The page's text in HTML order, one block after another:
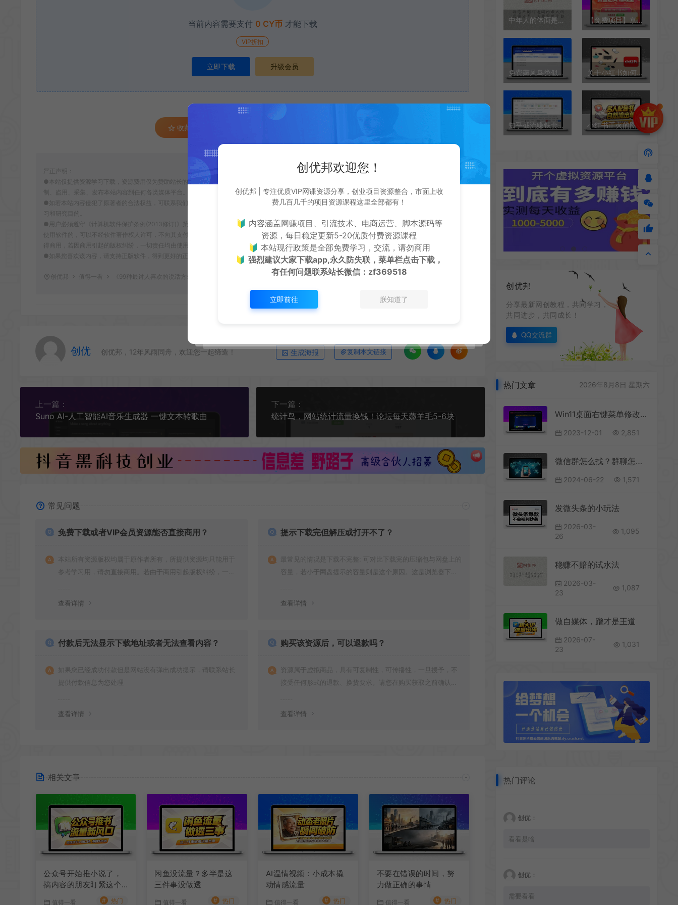
当前内容需要支付 0 CY币 才能下载
VIP折扣
立即下载 升级会员
收藏 (0)
严正声明：
●本站仅提供资源学习下载，资源费用仅为赞助站长的整理费，不代表资源自身价值也不包含任何服务。任何个人或组织，在未征得本站同意时，禁止复
制、盗用、采集、发布本站内容到任何各类媒体平台。
●如若本站内容侵犯了原著者的合法权益，可联系我们进行处理。本站提供的资源，都来自网络，版权争议与本站无关，所有内容及软件的文章仅限用于学
习和研究目的。
●用户必须遵守《计算机软件保护条例(2013修订)》第十七条：为了学习和研究软件内含的设计思想和原理，通过安装、显示、传输或者存储软件等方式
使用软件的，可以不经软件著作权人许可，不向其支付报酬。鉴于此条例，用户从本平台下载的全部资源（软件）仅限学习研究，未经版权归属者授权不
得商用，若因商用引起的版权纠纷，一切责任均由使用者自行承担，本平台所属公司及其雇员不承担任何法律责任。
●如果您喜欢该内容，请支持正版软件，得到更好的正版服务。侵删请致信E-mail：cyb12340@163.com
创优邦 值得一看 《99种最讨人喜欢的说话方式》教你快速积累好感力 https://cy.zhaishanghui.cn/22689.html
创优 创优邦，12年风雨同舟，欢迎您一起缔造！ 生成海报 复制本文链接
上一篇：
Suno AI-人工智能AI音乐生成器 一键文本转歌曲
下一篇：
统计鸟，网站统计流量换钱！论坛每天薅羊毛5-6块
常见问题
免费下载或者VIP会员资源能否直接商用？
本站所有资源版权均属于原作者所有，所提供资源均只能用于
参考学习用，请勿直接商用。若由于商用引起版权纠纷，一切
查看详情
提示下载完但解压或打开不了？
最常见的情况是下载不完整: 可对比下载完的压缩包与网盘上的
容量，若小于网盘提示的容量则是这个原因。这是浏览器下载
查看详情
付款后无法显示下载地址或者无法查看内容？
如果您已经成功付款但是网站没有弹出成功提示，请联系站长
提供付款信息为您处理
查看详情
购买该资源后，可以退款吗？
资源属于虚拟商品，具有可复制性，可传播性，一旦授予，不
接受任何形式的退款、换货要求。请您在购买获取之前确认好
查看详情
相关文章
公众号开始推小说了，
搞内容的朋友盯紧这个
值得一看 # 热门
闲鱼没流量？多半是这
三件事没做透
值得一看 # 热门
AI温情视频：小成本撬
动情感流量
值得一看 # 热门
不要在错误的时间，努
力做正确的事情
值得一看 # 热门
中年人的体面是自己给的 【免费项目】京东小程序赏金活动，扫码抽奖必中16元红包，每人最高500元【详细步骤教程】
免费薅风鸟类似天眼查一年会员 关于小红书如何推广的干货分享
知乎截流赚钱套路，不可能不知道的暴利玩法 小红书正火的图书带货新红利
创优邦
分享最新网创教程，共同学习，
共同进步，共同成长！
QQ交流群
热门文章 2026年8月8日 星期六
Win11桌面右键菜单修改工具 ver：1.1.23.809
2023-12-01 2,851
微信群怎么找？群聊怎么找出来？找群加群的几个实用方法介绍
2024-06-22 1,571
发微头条的小玩法
2026-03-
26
1,095
稳赚不赔的试水法
2026-03-
23
1,087
做自媒体，蹭才是王道
2026-07-
23
1,031
热门评论
创优：
看看是啥
创优：
需要看看
创优邦欢迎您！
创优邦 | 专注优质VIP网课资源分享，创业项目资源整合，市面上收
费几百几千的项目资源课程这里全部都有！
🔰 内容涵盖网赚项目、引流技术、电商运营、脚本源码等
资源，每日稳定更新5-20优质付费资源课程
🔰 本站现行政策是全部免费学习，交流，请勿商用
🔰 强烈建议大家下载app,永久防失联，菜单栏点击下载，
有任何问题联系站长微信：zf369518
立即前往 朕知道了